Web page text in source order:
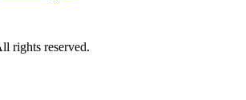
rights reserved.